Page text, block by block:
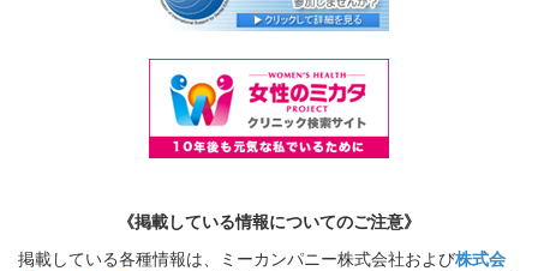
《掲載している情報についてのご注意》
掲載している各種情報は、ミーカンパニー株式会社および株式会